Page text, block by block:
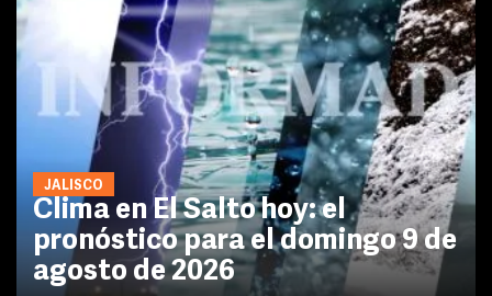
JALISCO
Clima en El Salto hoy: el
pronóstico para el domingo 9 de
agosto de 2026